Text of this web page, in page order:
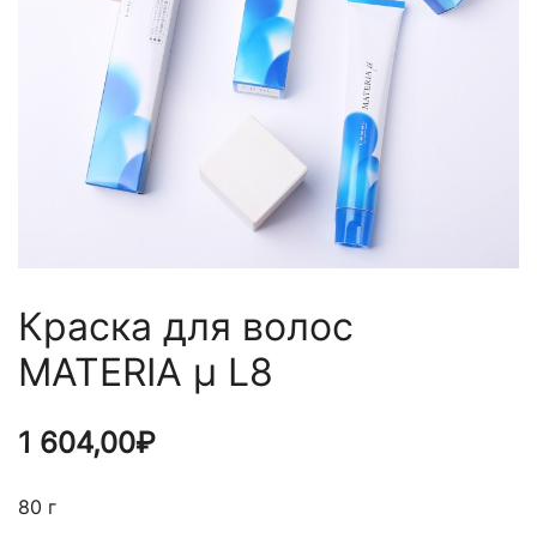
Краска для волос
MATERIA µ L8
1 604,00₽
80 г